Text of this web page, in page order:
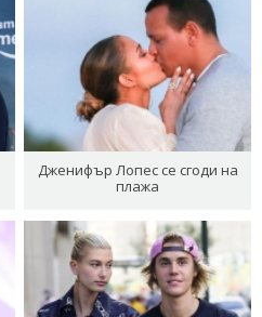
Дженифър Лопес се сгоди на
плажа